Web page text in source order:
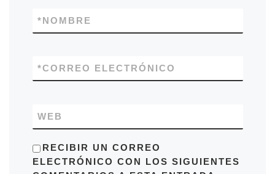
NOMBRE
*
CORREO ELECTRÓNICO
*
WEB
RECIBIR UN CORREO
ELECTRÓNICO CON LOS SIGUIENTES